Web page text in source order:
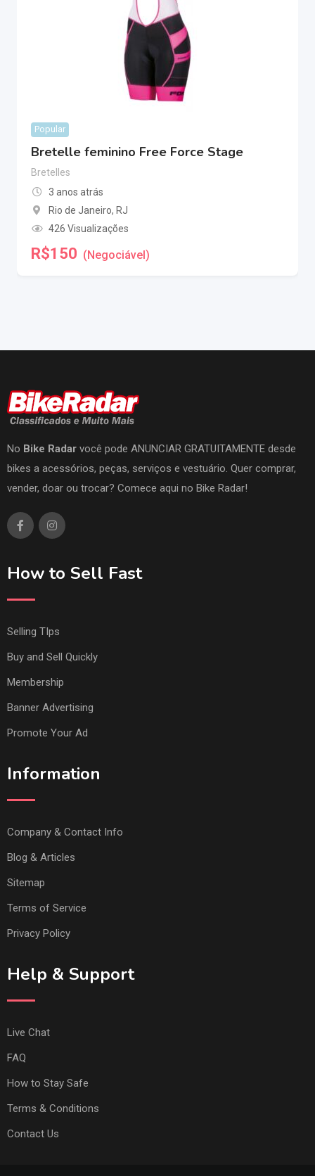
Popular
Bretelle feminino Free Force Stage
Bretelles
3 anos atrás
Rio de Janeiro, RJ
426 Visualizações
R$150 (Negociável)
No Bike Radar você pode ANUNCIAR GRATUITAMENTE desde
bikes a acessórios, peças, serviços e vestuário. Quer comprar,
vender, doar ou trocar? Comece aqui no Bike Radar!
How to Sell Fast
Selling TIps
Buy and Sell Quickly
Membership
Banner Advertising
Promote Your Ad
Information
Company & Contact Info
Blog & Articles
Sitemap
Terms of Service
Privacy Policy
Help & Support
Live Chat
FAQ
How to Stay Safe
Terms & Conditions
Contact Us